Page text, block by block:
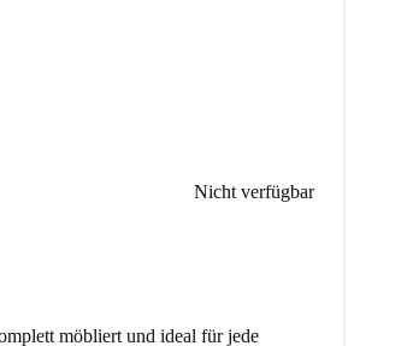
Nicht verfügbar
möbliert und ideal für jede